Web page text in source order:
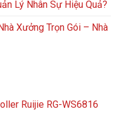
Lý Nhân Sự Hiệu Quả?
Xưởng Trọn Gói – Nhà
Ruijie RG-WS6816